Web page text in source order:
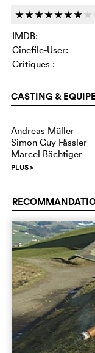
ccccccc c
IMDB:
Cinefile-User:
Critiques :
CASTING &
Andreas Müller
Simon Guy Fässler
Marcel Bächtiger
PLUS>